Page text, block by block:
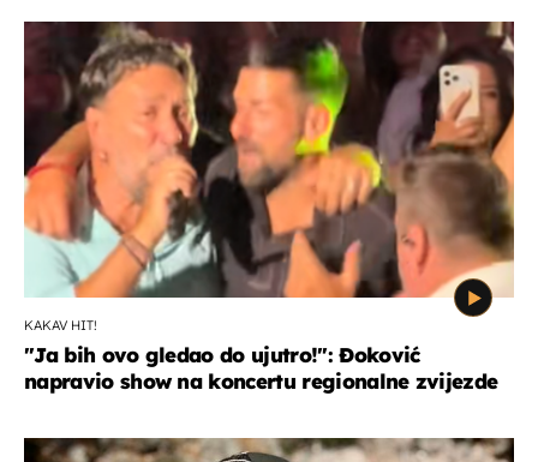
KAKAV HIT!
"Ja bih ovo gledao do ujutro!": Đoković
napravio show na koncertu regionalne zvijezde